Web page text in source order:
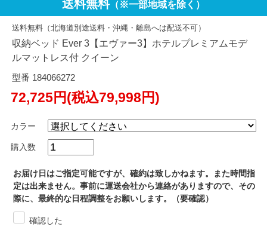
送料無料（※一部地域を除く）
送料無料（北海道別途送料・沖縄・離島へは配送不可）
収納ベッド Ever 3【エヴァー3】ホテルプレミアムモデ
ルマットレス付 クイーン
型番 184066272
72,725円(税込79,998円)
カラー
購入数
お届け日はご指定可能ですが、確約は致しかねます。また時間指
定は出来ません。事前に運送会社から連絡がありますので、その
際に、最終的な日程調整をお願いします。（要確認）
確認した